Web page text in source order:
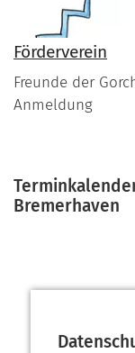
Förderverein
Freunde der
Anmeldung
Bremerhaven